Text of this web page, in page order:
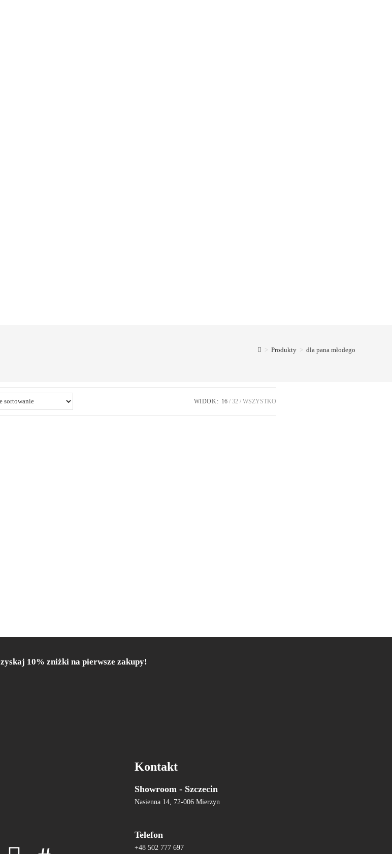
> Produkty > dla pana młodego
WIDOK: 16 32 WSZYSTKO
zyskaj 10% zniżki na pierwsze zakupy!
Kontakt
Showroom - Szczecin
Nasienna 14, 72-006 Mierzyn
Telefon
+48 502 777 697